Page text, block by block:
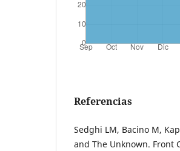
Referencias
Sedghi LM, Bacino M,
and The Unknown. Front